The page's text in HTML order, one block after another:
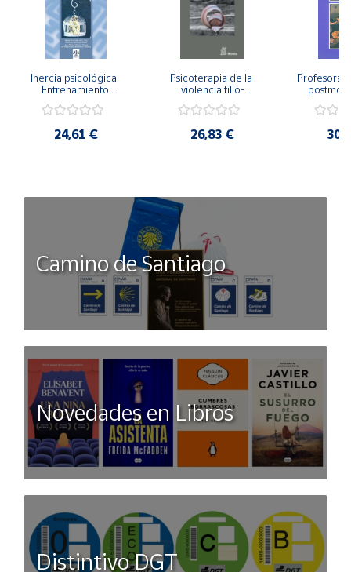
Inercia psicológica.
Entrenamiento
Igualdad de Género.
24,61 €
Psicoterapia de la
violencia filio-
secreto y la
26,83 €
Camino de Santiago
Novedades en Libros
Distintivo DGT